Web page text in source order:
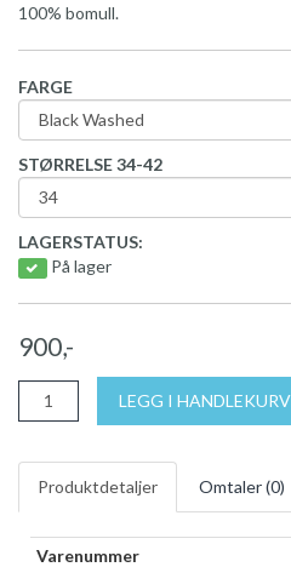
100% bomull.
FARGE
STØRRELSE 34-42
LAGERSTATUS:
På lager
900,-
LEGG I
Produktdetaljer Omtaler (0)
Varenummer